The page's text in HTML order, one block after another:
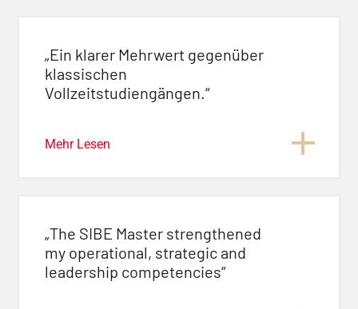
„Ein klarer Mehrwert gegenüber
klassischen
Vollzeitstudiengängen.“
Mehr Lesen
„The SIBE Master strengthened
my operational, strategic and
leadership competencies“